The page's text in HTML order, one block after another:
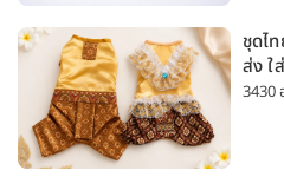
ชุดไ
ส่ง ใ
สงกร
3430